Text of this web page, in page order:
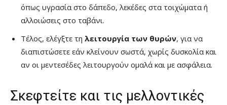
όπως υγρασία στο δάπεδο, λεκέδες στα τοιχώματα ή
αλλοιώσεις στο ταβάνι.
Τέλος, ελέγξτε τη λειτουργία των θυρών, για να
διαπιστώσετε εάν κλείνουν σωστά, χωρίς δυσκολία και
αν οι μεντεσέδες λειτουργούν ομαλά και με ασφάλεια.
Σκεφτείτε και τις μελλοντικές